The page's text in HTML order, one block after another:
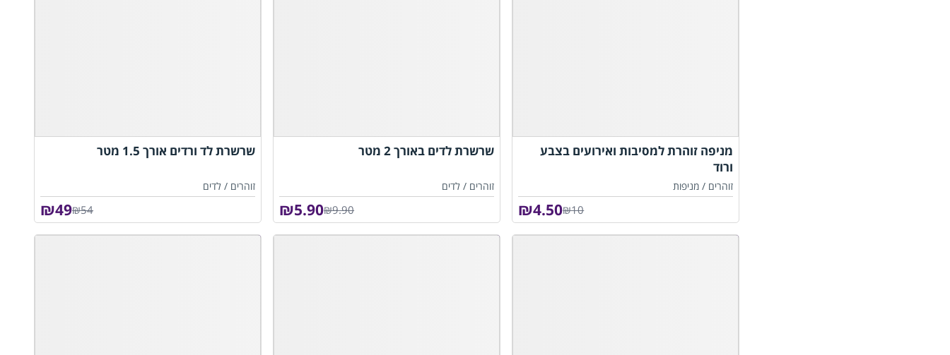
מניפה זוהרת למסיבות ואירועים בצבע
ורוד
זוהרים / מניפות
₪10
4.50
₪
שרשרת לדים באורך 2 מטר
זוהרים / לדים
₪9.90
5.90
₪
שרשרת לד ורדים אורך 1.5 מטר
זוהרים / לדים
₪54
49
₪